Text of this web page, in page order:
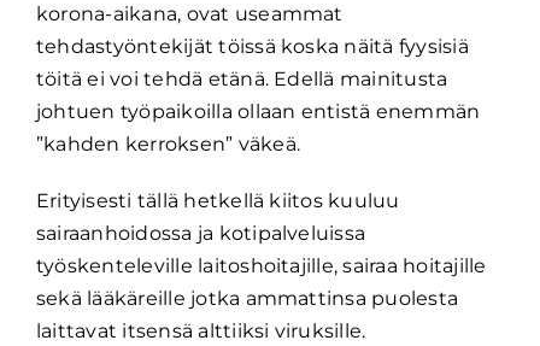
korona-aikana, ovat useammat
tehdastyöntekijät töissä koska näitä fyysisiä
töitä ei voi tehdä etänä. Edellä mainitusta
johtuen työpaikoilla ollaan entistä enemmän
”kahden kerroksen” väkeä.
Erityisesti tällä hetkellä kiitos kuuluu
sairaanhoidossa ja kotipalveluissa
työskenteleville laitoshoitajille, sairaa hoitajille
sekä lääkäreille jotka ammattinsa puolesta
laittavat itsensä alttiiksi viruksille.